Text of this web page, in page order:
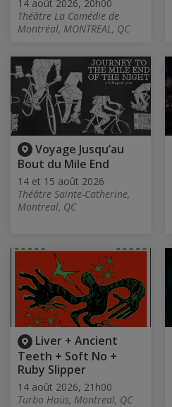
14 août 2026, 20h00
Théâtre La Comédie de
Montréal, MONTREAL, QC
Voyage Jusqu’au
Bout du Mile End
14 et 15 août 2026
Théâtre Sainte-Catherine,
Montreal, QC
Liver + Ancient
Teeth + Soft No +
Ruby Slipper
14 août 2026, 21h00
Turbo Haüs, Montreal, QC